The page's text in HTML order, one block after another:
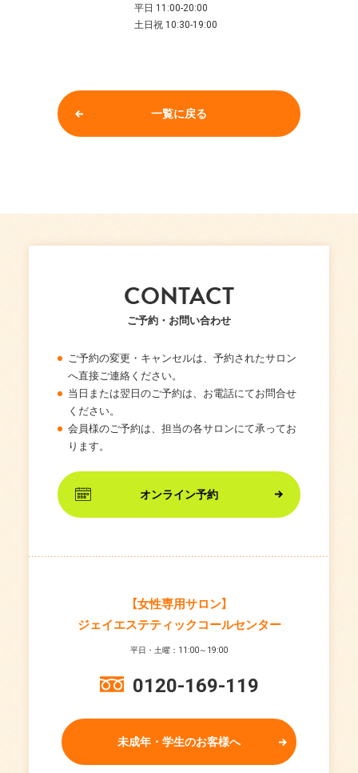
平日 11:00-20:00
土日祝 10:30-19:00
一覧に戻る
CONTACT
ご予約・お問い合わせ
ご予約の変更・キャンセルは、予約されたサロン
へ直接ご連絡ください。
当日または翌日のご予約は、お電話にてお問合せ
ください。
会員様のご予約は、担当の各サロンにて承ってお
ります。
オンライン予約
【女性専用サロン】
ジェイエステティックコールセンター
平日・土曜：11:00～19:00
0120-169-119
未成年・学生のお客様へ